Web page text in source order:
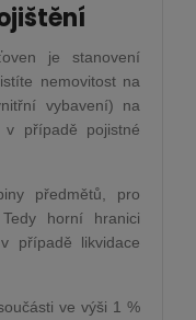
je stanovení
nemovitost na
vybavení) na
případě pojistné
předmětů, pro
horní hranici
případě likvidace
ve výši 1 %